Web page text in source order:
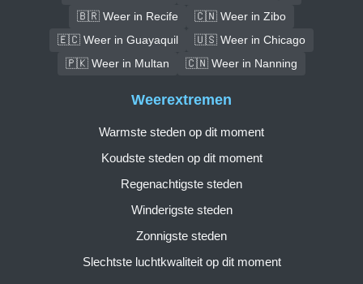
🇧🇷 Weer in Recife
🇨🇳 Weer in Zibo
🇪🇨 Weer in Guayaquil
🇺🇸 Weer in Chicago
🇵🇰 Weer in Multan
🇨🇳 Weer in Nanning
Weerextremen
Warmste steden op dit moment
Koudste steden op dit moment
Regenachtigste steden
Winderigste steden
Zonnigste steden
Slechtste luchtkwaliteit op dit moment